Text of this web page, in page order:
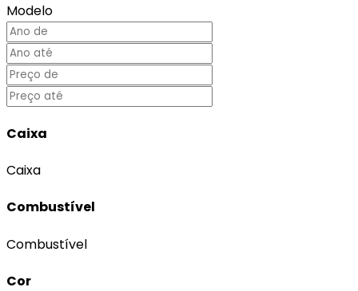
Modelo
Caixa
Caixa
Combustível
Combustível
Cor